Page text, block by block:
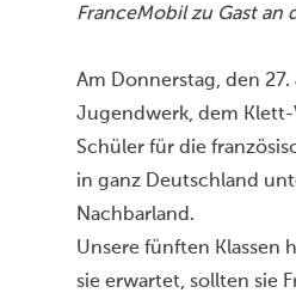
FranceMobil zu Gast
Am Donnerstag, den
Jugendwerk, dem Klett-
Schüler für die
in ganz Deutschland
Nachbarland.
Unsere fünften Klassen
sie erwartet, sollten sie